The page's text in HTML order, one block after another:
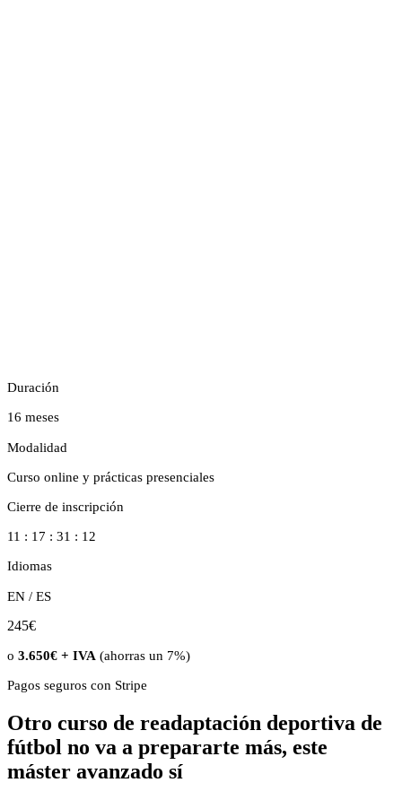
Duración
16 meses
Modalidad
Curso online y prácticas presenciales
Cierre de inscripción
11 : 17 : 31 : 10
Idiomas
EN / ES
245€
o 3.650€ + IVA (ahorras un 7%)
Pagos seguros con Stripe
Otro curso de readaptación deportiva de
fútbol no va a prepararte más, este
máster avanzado sí